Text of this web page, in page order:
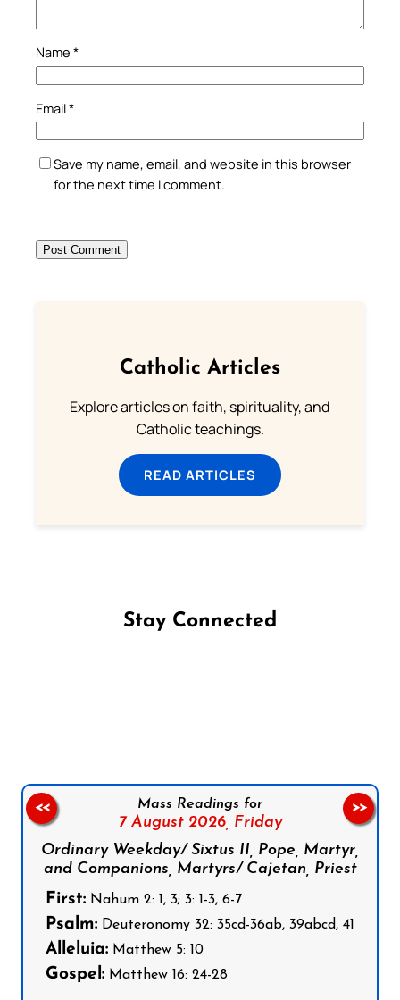
Name *
Email*
Save my name, email, and website in this browser
for the next time I comment.
Catholic Articles
Explore articles on faith, spirituality, and
Catholic teachings.
READ ARTICLES
Stay Connected
Mass Readings for
7 August 2026, Friday
Ordinary Weekday/ Sixtus II, Pope, Martyr,
and Companions, Martyrs/ Cajetan, Priest
First: Nahum 2: 1, 3; 3: 1-3, 6-7
Psalm: Deuteronomy 32: 35cd-36ab, 39abcd, 41
Alleluia: Matthew 5: 10
Gospel: Matthew 16: 24-28
<< >>